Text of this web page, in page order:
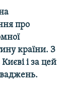
про
країни. З
і за цей